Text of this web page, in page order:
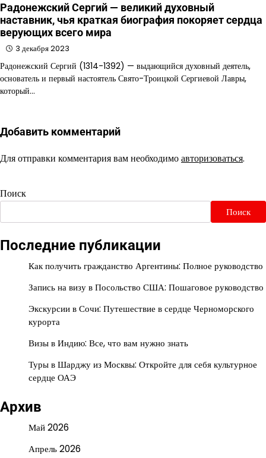
Радонежский Сергий — великий духовный
наставник, чья краткая биография покоряет сердца
верующих всего мира
3 декабря 2023
Радонежский Сергий (1314-1392) — выдающийся духовный деятель,
основатель и первый настоятель Свято-Троицкой Сергиевой Лавры,
который…
Добавить комментарий
Для отправки комментария вам необходимоавторизоваться.
Поиск
Поиск
Последние публикации
Как получить гражданство Аргентины: Полное руководство
Запись на визу в Посольство США: Пошаговое руководство
Экскурсии в Сочи: Путешествие в сердце Черноморского
курорта
Визы в Индию: Все, что вам нужно знать
Туры в Шарджу из Москвы: Откройте для себя культурное
сердце ОАЭ
Архив
Май 2026
Апрель 2026